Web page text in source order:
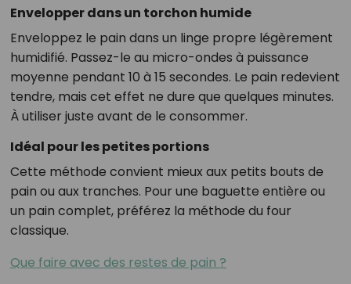
Envelopper dans un torchon humide
Enveloppez le pain dans un linge propre légèrement
humidifié. Passez-le au micro-ondes à puissance
moyenne pendant 10 à 15 secondes. Le pain redevient
tendre, mais cet effet ne dure que quelques minutes.
À utiliser juste avant de le consommer.
Idéal pour les petites portions
Cette méthode convient mieux aux petits bouts de
pain ou aux tranches. Pour une baguette entière ou
un pain complet, préférez la méthode du four
classique.
Que faire avec des restes de pain ?